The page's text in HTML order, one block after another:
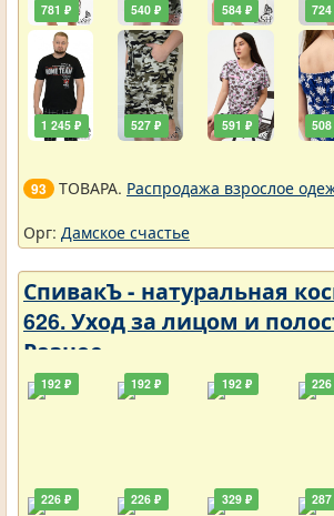
781 ₽
1 245 ₽
540 ₽
527 ₽
584 ₽
591 ₽
93 ТОВАРА. Распродажа взрослое
Орг: Дамское счастье
СпивакЪ - натуральная
626. Уход за лицом и
Разное
192 ₽
226 ₽
192 ₽
226 ₽
192 ₽
329 ₽